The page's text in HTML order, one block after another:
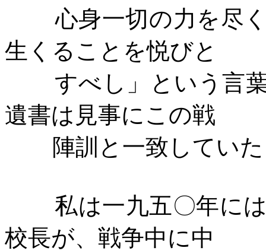
心身一切の力を尽
生くることを悦びと
すべし」という言
遺書は見事にこの戦
陣訓と一致してい
私は一九五〇年に
校長が、戦争中に中